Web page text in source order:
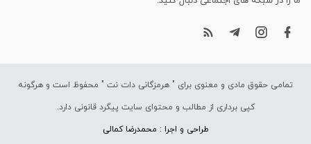
تمامی حقوق مادی و معنوی برای " هرمزگانی دات نت " محفوظ است و هرگونه
کپی برداری از مطالب و محتوای سایت پیگرد قانونی دارد.
طراحی و اجرا : محمدرضا کمالی